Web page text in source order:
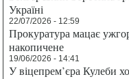
Україні
22/07/2026 - 12:59
Прокуратура мацає
накопичене
19/06/2026 - 14:41
У віцепрем’єра Кулеби